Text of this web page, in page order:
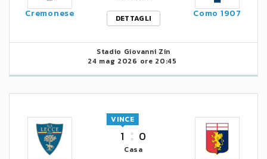
Cremonese
DETTAGLI
Como 1907
Stadio Giovanni Zin
24 mag 2026 ore 20:45
1
VINCE
0
Casa